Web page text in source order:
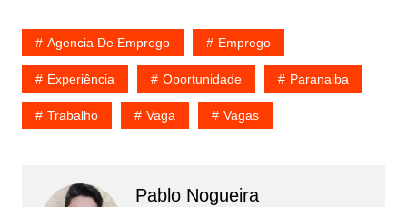
Agencia De Emprego Emprego
Experiência Oportunidade Paranaiba
Trabalho Vaga Vagas
Pablo Nogueira